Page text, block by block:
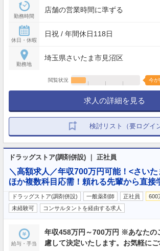
勤務時間
店舗の営業時間に準ずる
休日・休暇
日祝 / 年間休日118日
勤務地
埼玉県さいたま市見沼区
閲覧状況 今が
求人の詳細を見る
検討リスト（要ログイ
ドラッグストア(調剤併設) ｜ 正社員
＼高額求人／年収700万円可能！<さい
ほか複数科目応需！頼れる先輩から直
ドラッグストア(調剤併設) 一般薬剤師 正社員 600
未経験可
コンサルタントを経由する求人
給与・手当
年収458万円～700万円 ※あなたの
慮して決定いたします。お気軽にご